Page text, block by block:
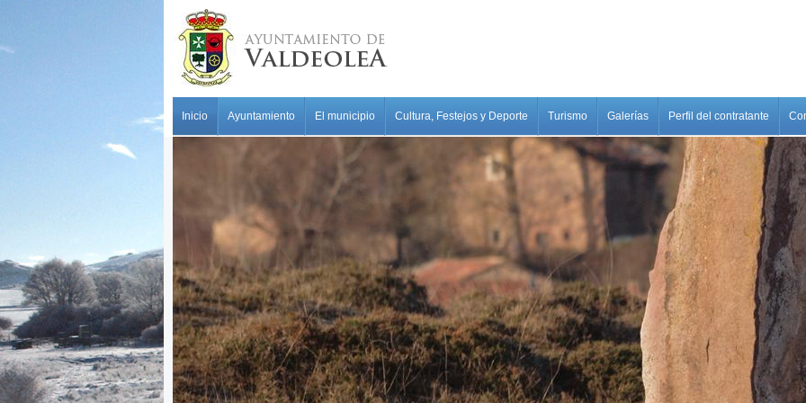
Inicio
Ayuntamiento El municipio Cultura, Festejos y Deporte Turismo Galerías Perfil del contratante